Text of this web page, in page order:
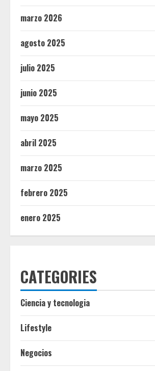
marzo 2026
agosto 2025
julio 2025
junio 2025
mayo 2025
abril 2025
marzo 2025
febrero 2025
enero 2025
CATEGORIES
Ciencia y tecnologia
Lifestyle
Negocios